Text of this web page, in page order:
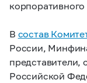
В состав
России,
представители,
Российской